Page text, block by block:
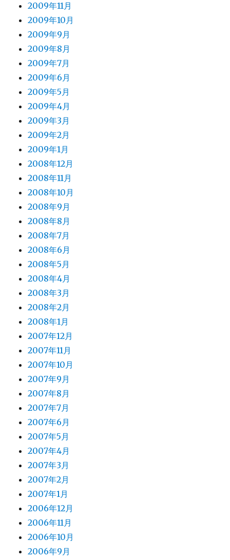
2009年11月
2009年10月
2009年9月
2009年8月
2009年7月
2009年6月
2009年5月
2009年4月
2009年3月
2009年2月
2009年1月
2008年12月
2008年11月
2008年10月
2008年9月
2008年8月
2008年7月
2008年6月
2008年5月
2008年4月
2008年3月
2008年2月
2008年1月
2007年12月
2007年11月
2007年10月
2007年9月
2007年8月
2007年7月
2007年6月
2007年5月
2007年4月
2007年3月
2007年2月
2007年1月
2006年12月
2006年11月
2006年10月
2006年9月